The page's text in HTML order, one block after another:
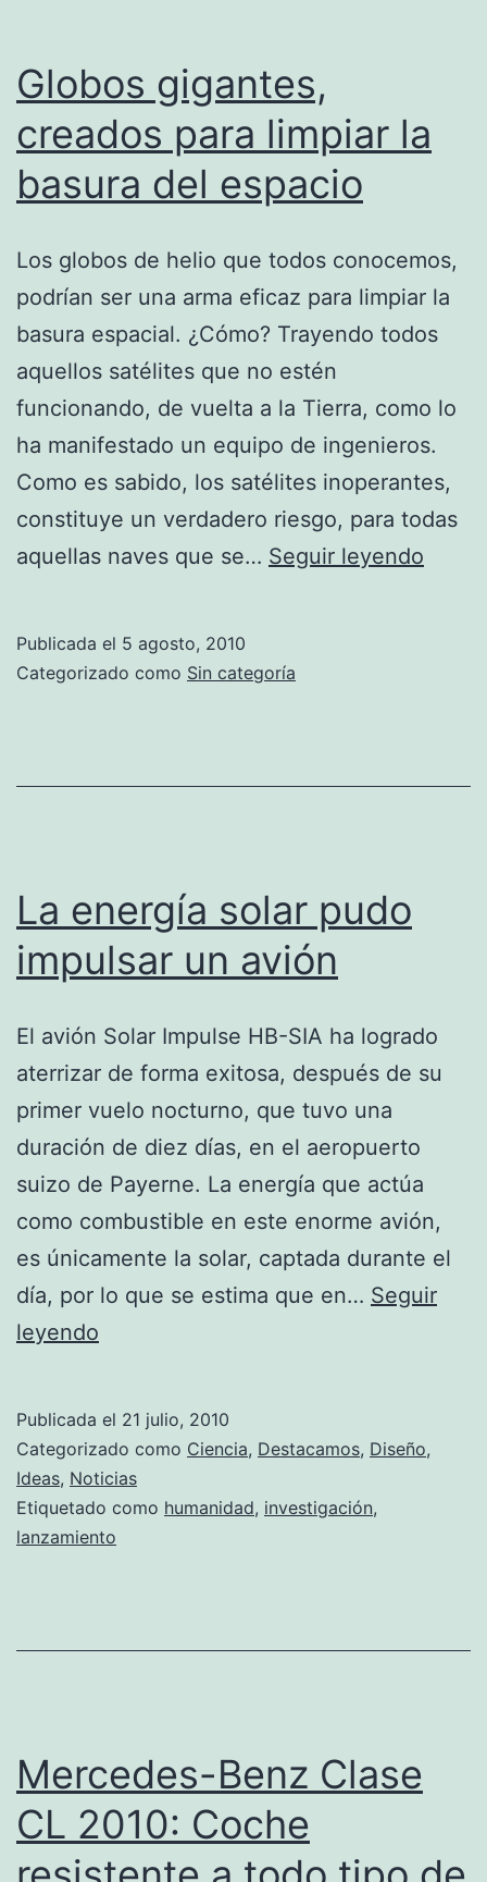
Globos gigantes,
creados para limpiar la
basura del espacio
Los globos de helio que todos conocemos,
podrían ser una arma eficaz para limpiar la
basura espacial. ¿Cómo? Trayendo todos
aquellos satélites que no estén
funcionando, de vuelta a la Tierra, como lo
ha manifestado un equipo de ingenieros.
Como es sabido, los satélites inoperantes,
constituye un verdadero riesgo, para todas
aquellas naves que se… Seguir leyendo
Publicada el 5 agosto, 2010
Categorizado como Sin categoría
La energía solar pudo
impulsar un avión
El avión Solar Impulse HB-SIA ha logrado
aterrizar de forma exitosa, después de su
primer vuelo nocturno, que tuvo una
duración de diez días, en el aeropuerto
suizo de Payerne. La energía que actúa
como combustible en este enorme avión,
es únicamente la solar, captada durante el
día, por lo que se estima que en… Seguir
leyendo
pudo
impulsar
un
avión
Publicada el 21 julio, 2010
Categorizado como Ciencia, Destacamos, Diseño,
Ideas, Noticias
Etiquetado como humanidad, investigación,
lanzamiento
Mercedes-Benz Clase
CL 2010: Coche